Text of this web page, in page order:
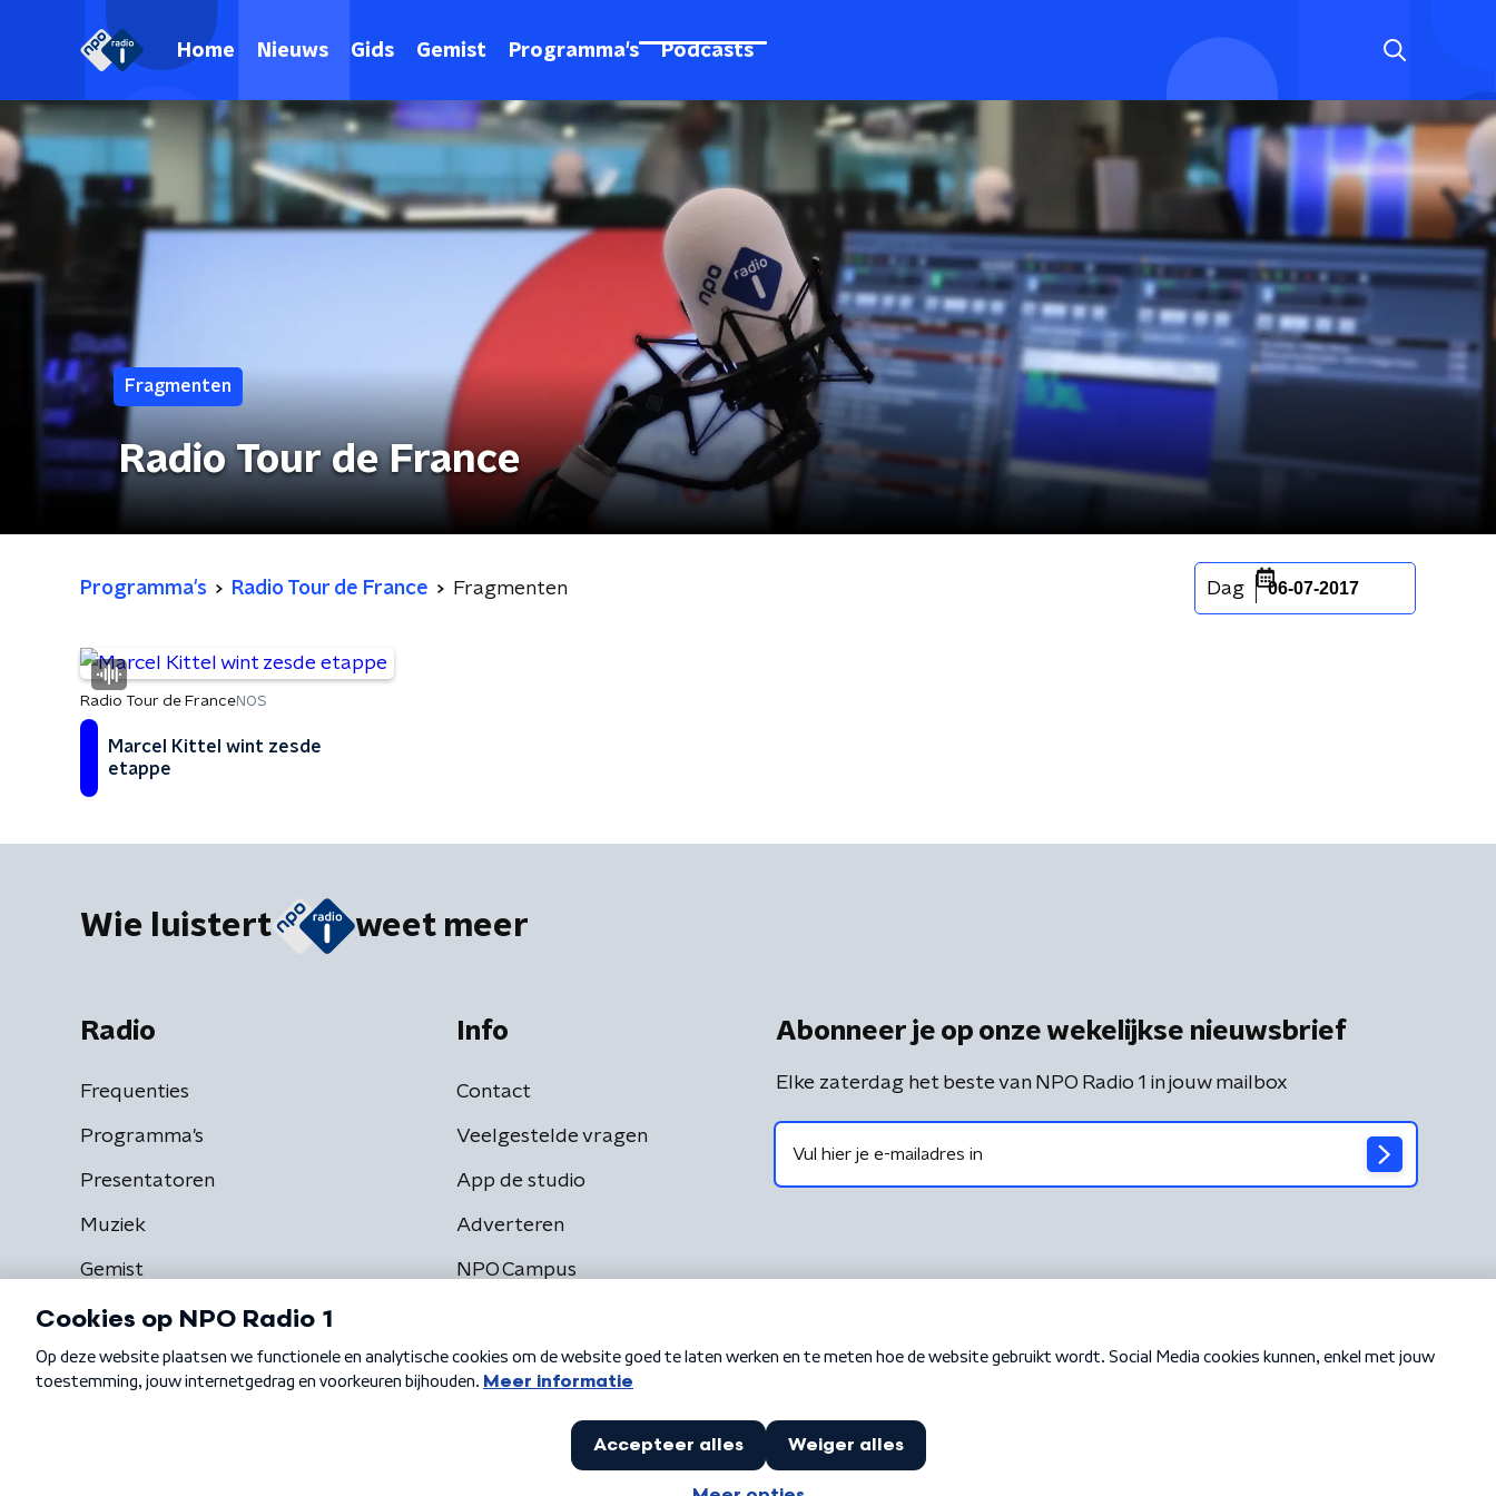
Home Nieuws Gids Gemist Programma's Podcasts
Fragmenten
Radio Tour de France
Programma's Radio Tour de France Fragmenten Dag 06-07-2017
Radio Tour de FranceNOS
Marcel Kittel wint zesde
etappe
Wie luistert weet meer
Radio
Frequenties
Programma's
Presentatoren
Muziek
Gemist
Info
Contact
Veelgestelde vragen
App de studio
Adverteren
NPO Campus
Abonneer je op onze wekelijkse nieuwsbrief
Elke zaterdag het beste van NPO Radio 1 in jouw mailbox
Algemene voorwaarden Privacybeleid